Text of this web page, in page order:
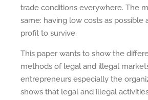
trade conditions everywhere. The
same: having low costs as possible
profit to survive.
This paper wants to show the
methods of legal and illegal
entrepreneurs especially the
shows that legal and illegal